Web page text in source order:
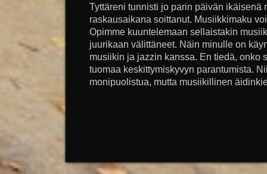
Tyttäreni tunnisti jo parin päivän ikäisenä
raskausaikana soittanut. Musiikkimaku
Opimme kuuntelemaan sellaistakin
juurikaan välittäneet. Näin minulle on
musiikin ja jazzin kanssa. En tiedä, onko
tuomaa keskittymiskyvyn parantumista.
monipuolistua, mutta musiikillinen